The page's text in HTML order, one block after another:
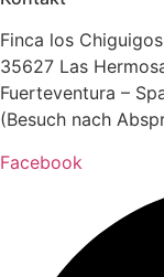
Finca los Chiguigos
35627 Las
Fuerteventura –
(Besuch nach
Facebook